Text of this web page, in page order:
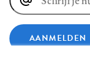
E-
mailadres
AANMELDEN